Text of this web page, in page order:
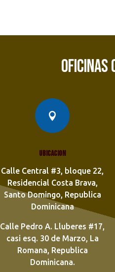
OFICINAS

Ubicacion
Calle Central #3, bloque 22,
Residencial Costa Brava,
Santo Domingo, Republica
Dominicana
Calle Pedro A. Lluberes #17,
casi esq. 30 de Marzo, La
Romana, Republica
Dominicana.